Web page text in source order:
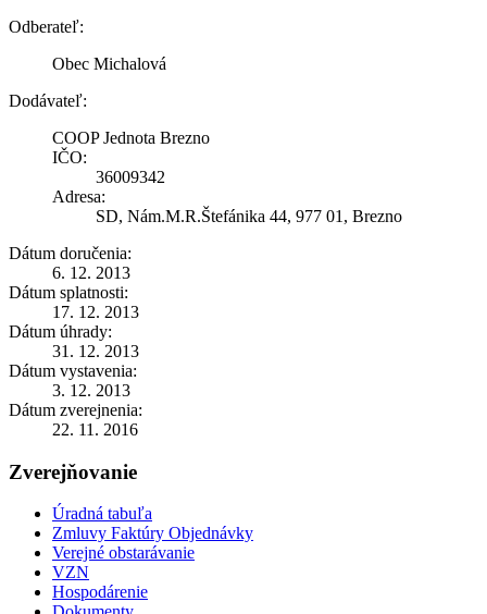
Odberateľ:
Obec Michalová
Dodávateľ:
COOP Jednota Brezno
IČO:
36009342
Adresa:
SD, Nám.M.R.Štefánika 44, 977 01, Brezno
Dátum doručenia:
6. 12. 2013
Dátum splatnosti:
17. 12. 2013
Dátum úhrady:
31. 12. 2013
Dátum vystavenia:
3. 12. 2013
Dátum zverejnenia:
22. 11. 2016
Zverejňovanie
Úradná tabuľa
Zmluvy Faktúry Objednávky
Verejné obstarávanie
VZN
Hospodárenie